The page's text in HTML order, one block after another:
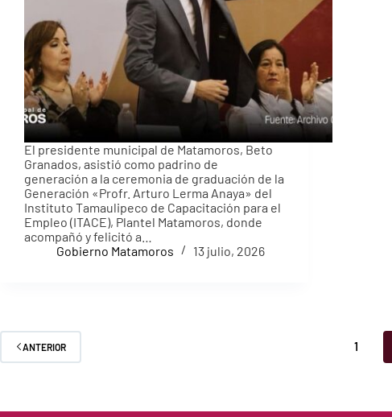
El presidente municipal de Matamoros, Beto
Granados, asistió como padrino de
generación a la ceremonia de graduación de la
Generación «Profr. Arturo Lerma Anaya» del
Instituto Tamaulipeco de Capacitación para el
Empleo (ITACE), Plantel Matamoros, donde
acompañó y felicitó a…
Gobierno Matamoros
13 julio, 2026
ANTERIOR 1